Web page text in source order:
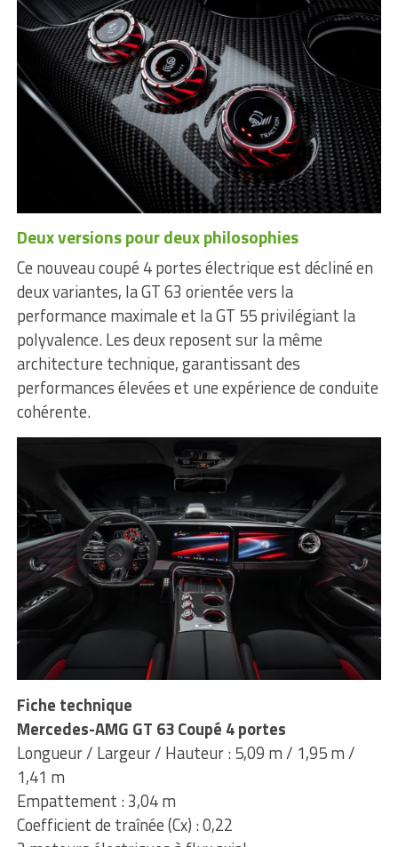
Deux versions pour deux philosophies
Ce nouveau coupé 4 portes électrique est décliné en
deux variantes, la GT 63 orientée vers la
performance maximale et la GT 55 privilégiant la
polyvalence. Les deux reposent sur la même
architecture technique, garantissant des
performances élevées et une expérience de conduite
cohérente.
Fiche technique
Mercedes-AMG GT 63 Coupé 4 portes
Longueur / Largeur / Hauteur : 5,09 m / 1,95 m /
1,41 m
Empattement : 3,04 m
Coefficient de traînée (Cx) : 0,22